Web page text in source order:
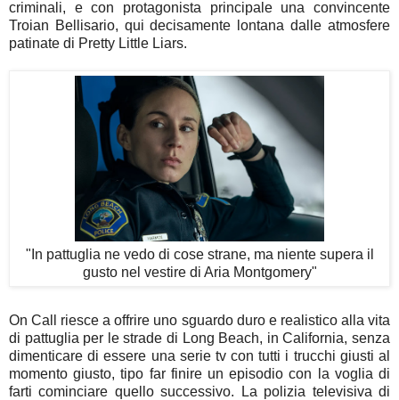
criminali, e con protagonista principale una convincente
Troian Bellisario, qui decisamente lontana dalle atmosfere
patinate di Pretty Little Liars.
"In pattuglia ne vedo di cose strane, ma niente supera il
gusto nel vestire di Aria Montgomery"
On Call riesce a offrire uno sguardo duro e realistico alla vita
di pattuglia per le strade di Long Beach, in California, senza
dimenticare di essere una serie tv con tutti i trucchi giusti al
momento giusto, tipo far finire un episodio con la voglia di
farti cominciare quello successivo. La polizia televisiva di